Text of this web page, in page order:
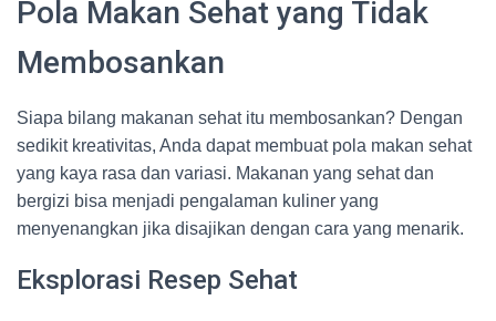
Pola Makan Sehat yang Tidak
Membosankan
Siapa bilang makanan sehat itu membosankan? Dengan
sedikit kreativitas, Anda dapat membuat pola makan sehat
yang kaya rasa dan variasi. Makanan yang sehat dan
bergizi bisa menjadi pengalaman kuliner yang
menyenangkan jika disajikan dengan cara yang menarik.
Eksplorasi Resep Sehat